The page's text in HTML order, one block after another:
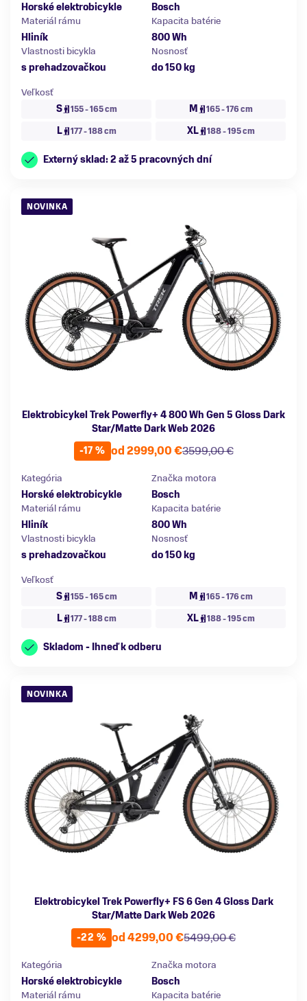
Horské elektrobicykle
Bosch
Materiál rámu
Hliník
Kapacita batérie
800 Wh
Vlastnosti bicykla
s prehadzovačkou
Nosnosť
do 150 kg
Veľkosť
S
155 - 165 cm M 165 - 176 cm
L 177 - 188 cm XL 188 - 195 cm
Externý sklad: 2 až 5 pracovných dní
NOVINKA
Elektrobicykel Trek Powerfly+ 4 800 Wh Gen 5 Gloss Dark
Star/Matte Dark Web 2026
-17 %
3599,00 €
od 2999,00 €
Kategória
Horské elektrobicykle
Značka motora
Bosch
Materiál rámu
Hliník
Kapacita batérie
800 Wh
Vlastnosti bicykla
s prehadzovačkou
Nosnosť
do 150 kg
Veľkosť
S
155 - 165 cm M 165 - 176 cm
L 177 - 188 cm XL 188 - 195 cm
Skladom - Ihneď k odberu
NOVINKA
Elektrobicykel Trek Powerfly+ FS 6 Gen 4 Gloss Dark
Star/Matte Dark Web 2026
-22 %
5499,00 €
od 4299,00 €
Kategória
Horské elektrobicykle
Značka motora
Bosch
Materiál rámu
Kapacita batérie